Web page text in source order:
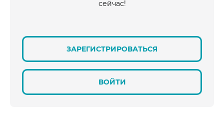
сейчас!
ЗАРЕГИСТРИРОВАТЬСЯ
ВОЙТИ